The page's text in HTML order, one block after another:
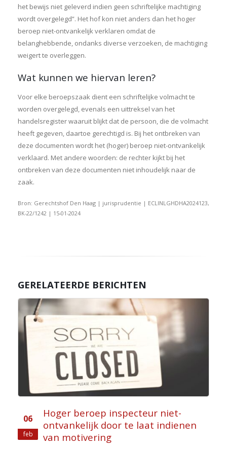
het bewijs niet geleverd indien geen schriftelijke machtiging
wordt overgelegd”. Het hof kon niet anders dan het hoger
beroep niet-ontvankelijk verklaren omdat de
belanghebbende, ondanks diverse verzoeken, de machtiging
weigert te overleggen.
Wat kunnen we hiervan leren?
Voor elke beroepszaak dient een schriftelijke volmacht te
worden overgelegd, evenals een uittreksel van het
handelsregister waaruit blijkt dat de persoon, die de volmacht
heeft gegeven, daartoe gerechtigd is. Bij het ontbreken van
deze documenten wordt het (hoger) beroep niet-ontvankelijk
verklaard. Met andere woorden: de rechter kijkt bij het
ontbreken van deze documenten niet inhoudelijk naar de
zaak.
Bron: Gerechtshof Den Haag | jurisprudentie | ECLINLGHDHA2024123,
BK-22/1242 | 15-01-2024
GERELATEERDE BERICHTEN
06
feb
Hoger beroep inspecteur niet-
ontvankelijk door te laat indienen
van motivering